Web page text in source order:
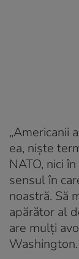
„Americanii
ea, niște
NATO, nici
sensul în
noastră. Să
apărător al
are mulți
Washington.